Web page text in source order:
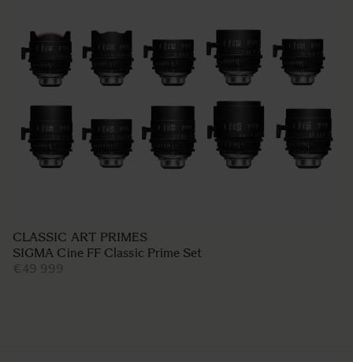
CLASSIC ART PRIMES
SIGMA Cine FF Classic Prime Set
€49 999